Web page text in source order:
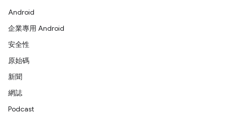
Android
企業專用 Android
安全性
原始碼
新聞
網誌
Podcast